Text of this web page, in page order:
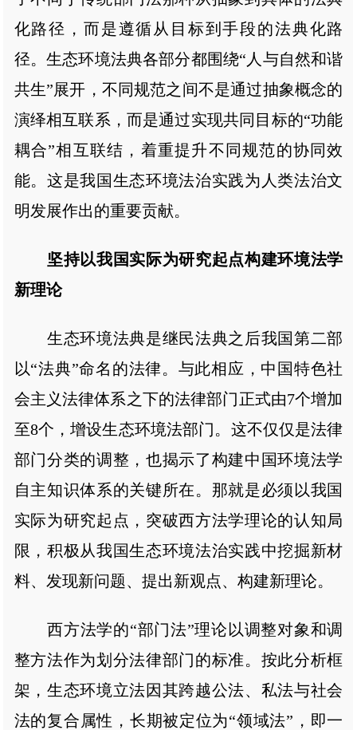
化路径，而是遵循从目标到手段的法典化路
径。生态环境法典各部分都围绕“人与自然和谐
共生”展开，不同规范之间不是通过抽象概念的
演绎相互联系，而是通过实现共同目标的“功能
耦合”相互联结，着重提升不同规范的协同效
能。这是我国生态环境法治实践为人类法治文
明发展作出的重要贡献。
坚持以我国实际为研究起点构建环境法学
新理论
生态环境法典是继民法典之后我国第二部
以“法典”命名的法律。与此相应，中国特色社
会主义法律体系之下的法律部门正式由7个增加
至8个，增设生态环境法部门。这不仅仅是法律
部门分类的调整，也揭示了构建中国环境法学
自主知识体系的关键所在。那就是必须以我国
实际为研究起点，突破西方法学理论的认知局
限，积极从我国生态环境法治实践中挖掘新材
料、发现新问题、提出新观点、构建新理论。
西方法学的“部门法”理论以调整对象和调
整方法作为划分法律部门的标准。按此分析框
架，生态环境立法因其跨越公法、私法与社会
法的复合属性，长期被定位为“领域法”，即一